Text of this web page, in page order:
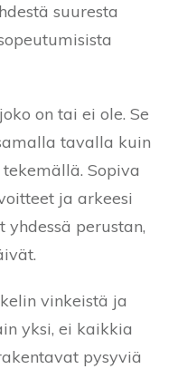
suuresta
on tai ei ole. Se
tavalla kuin
Sopiva
ja arkeesi
perustan,
vinkeistä ja
yksi, ei kaikkia
pysyviä